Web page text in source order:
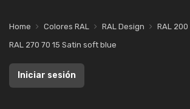
Home Colores RAL RAL Design
RAL
RAL 270 70 15 Satin soft blue
Iniciar sesión